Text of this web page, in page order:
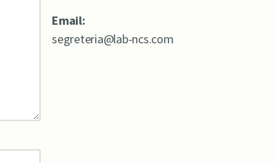
Email:
segreteria@lab-ncs.com